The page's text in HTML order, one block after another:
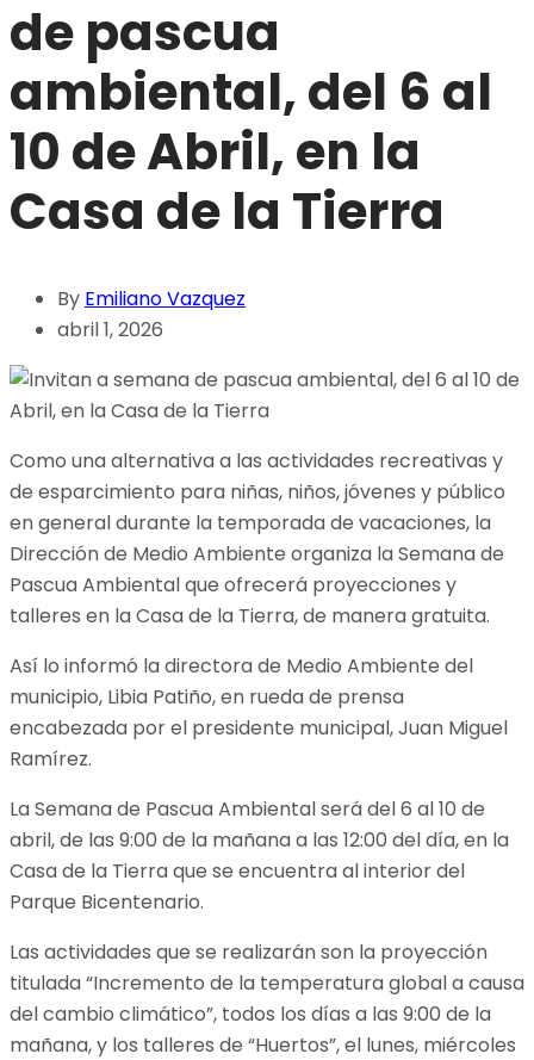
de pascua
ambiental, del 6 al
10 de Abril, en la
Casa de la Tierra
By Emiliano Vazquez
abril 1, 2026
Como una alternativa a las actividades recreativas y
de esparcimiento para niñas, niños, jóvenes y público
en general durante la temporada de vacaciones, la
Dirección de Medio Ambiente organiza la Semana de
Pascua Ambiental que ofrecerá proyecciones y
talleres en la Casa de la Tierra, de manera gratuita.
Así lo informó la directora de Medio Ambiente del
municipio, Libia Patiño, en rueda de prensa
encabezada por el presidente municipal, Juan Miguel
Ramírez.
La Semana de Pascua Ambiental será del 6 al 10 de
abril, de las 9:00 de la mañana a las 12:00 del día, en la
Casa de la Tierra que se encuentra al interior del
Parque Bicentenario.
Las actividades que se realizarán son la proyección
titulada “Incremento de la temperatura global a causa
del cambio climático”, todos los días a las 9:00 de la
mañana, y los talleres de “Huertos”, el lunes, miércoles